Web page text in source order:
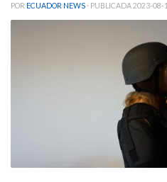
POR ECUADOR NEWS · PUBLICADA2023-08-